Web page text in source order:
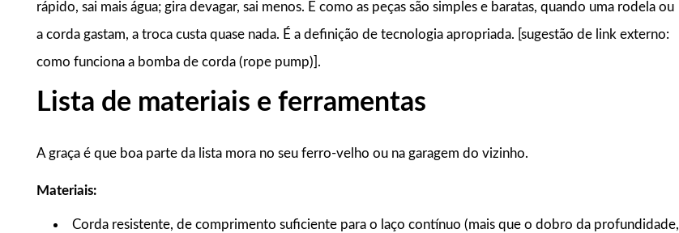
rápido, sai mais água; gira devagar, sai menos. E como as peças são simples e baratas, quando uma rodela ou
a corda gastam, a troca custa quase nada. É a definição de tecnologia apropriada. [sugestão de link externo:
como funciona a bomba de corda (rope pump)].
Lista de materiais e ferramentas
A graça é que boa parte da lista mora no seu ferro-velho ou na garagem do vizinho.
Materiais:
Corda resistente, de comprimento suficiente para o laço contínuo (mais que o dobro da profundidade,